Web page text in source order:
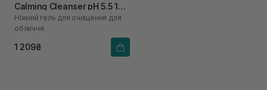
Calming Cleanser pH 5.5 150
мл
Ніжний гель для очищення для
обличчя
1 209₴